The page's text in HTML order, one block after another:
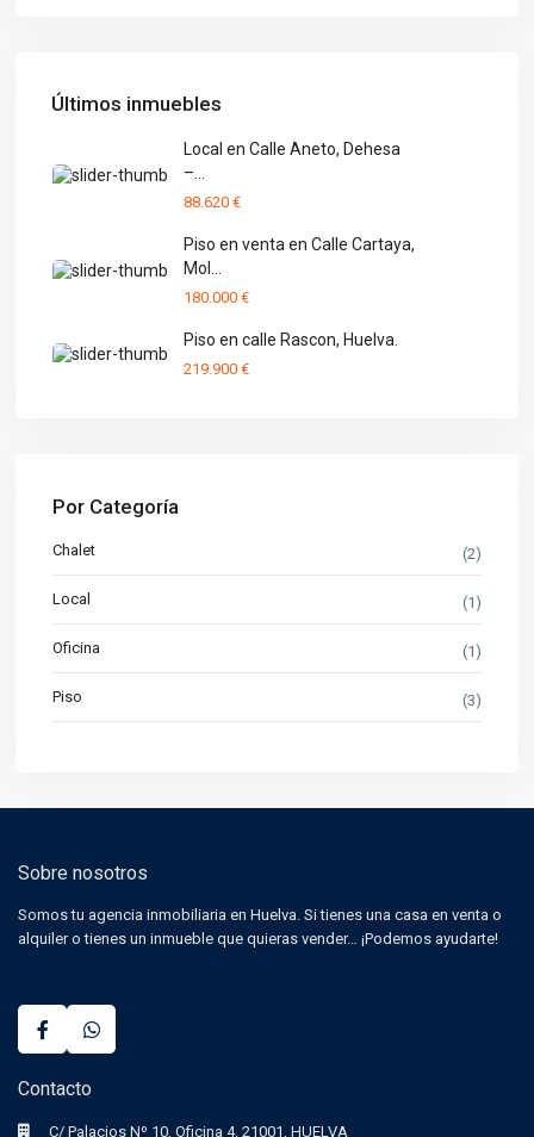
Últimos inmuebles
Local en Calle Aneto, Dehesa
–...
88.620 €
Piso en venta en Calle Cartaya,
Mol...
180.000 €
Piso en calle Rascon, Huelva.
219.900 €
Por Categoría
Chalet (2)
Local (1)
Oficina (1)
Piso (3)
Sobre nosotros
Somos tu agencia inmobiliaria en Huelva. Si tienes una casa en venta o
alquiler o tienes un inmueble que quieras vender… ¡Podemos ayudarte!
Contacto
C/ Palacios Nº 10, Oficina 4. 21001, HUELVA